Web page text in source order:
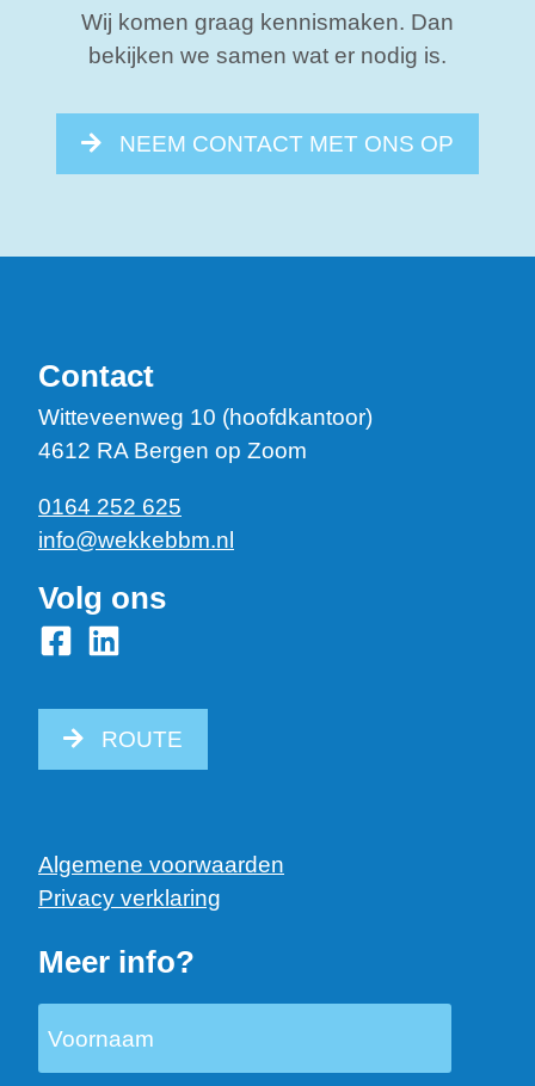
Wij komen graag kennismaken. Dan
bekijken we samen wat er nodig is.
NEEM CONTACT MET ONS OP
Contact
Witteveenweg 10 (hoofdkantoor)
4612 RA Bergen op Zoom
0164 252 625
info@wekkebbm.nl
Volg ons
ROUTE
Algemene voorwaarden
Privacy verklaring
Meer info?